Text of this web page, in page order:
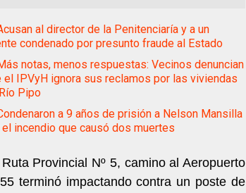
al director de la Penitenciaría y a un
condenado por presunto fraude al Estado
notas, menos respuestas: Vecinos denuncian
el IPVyH ignora sus reclamos por las viviendas
Pipo
a 9 años de prisión a Nelson Mansilla
incendio que causó dos muertes
Provincial Nº 5, camino al Aeropuerto
terminó impactando contra un poste de